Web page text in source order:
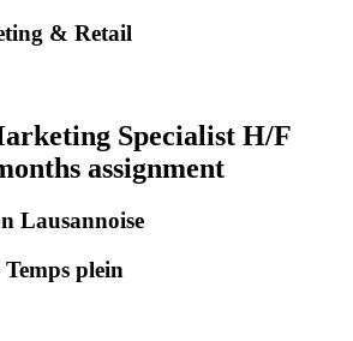
& Retail
Specialist H/F
assignment
Lausannoise
plein